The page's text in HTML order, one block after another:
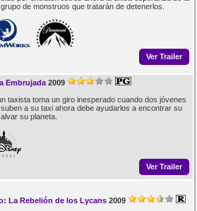
de monstruos que tratarán de detenerlos.
Ver Trailer
Embrujada 2009
taxista toma un giro inesperado cuando dos jóvenes
a su taxi ahora debe ayudarlos a encontrar su
su planeta.
Ver Trailer
La Rebelión de los Lycans 2009